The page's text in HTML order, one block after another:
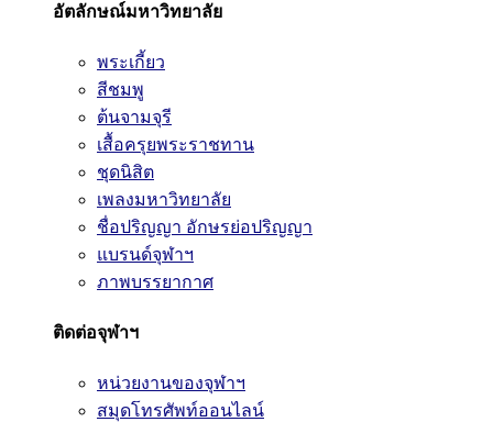
อัตลักษณ์มหาวิทยาลัย
พระเกี้ยว
สีชมพู
ต้นจามจุรี
เสื้อครุยพระราชทาน
ชุดนิสิต
เพลงมหาวิทยาลัย
ชื่อปริญญา อักษรย่อปริญญา
แบรนด์จุฬาฯ
ภาพบรรยากาศ
ติดต่อจุฬาฯ
หน่วยงานของจุฬาฯ
สมุดโทรศัพท์ออนไลน์